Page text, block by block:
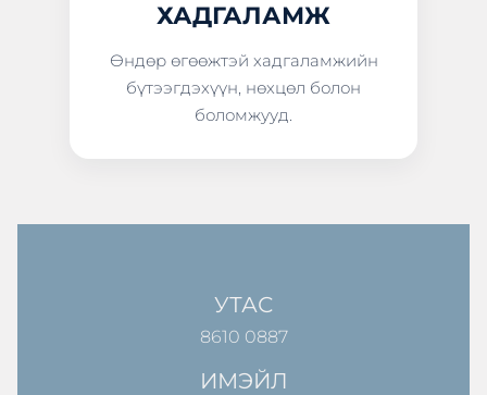
ХАДГАЛАМЖ
Өндөр өгөөжтэй хадгаламжийн
бүтээгдэхүүн, нөхцөл болон
боломжууд.
УТАС
8610 0887
ИМЭЙЛ